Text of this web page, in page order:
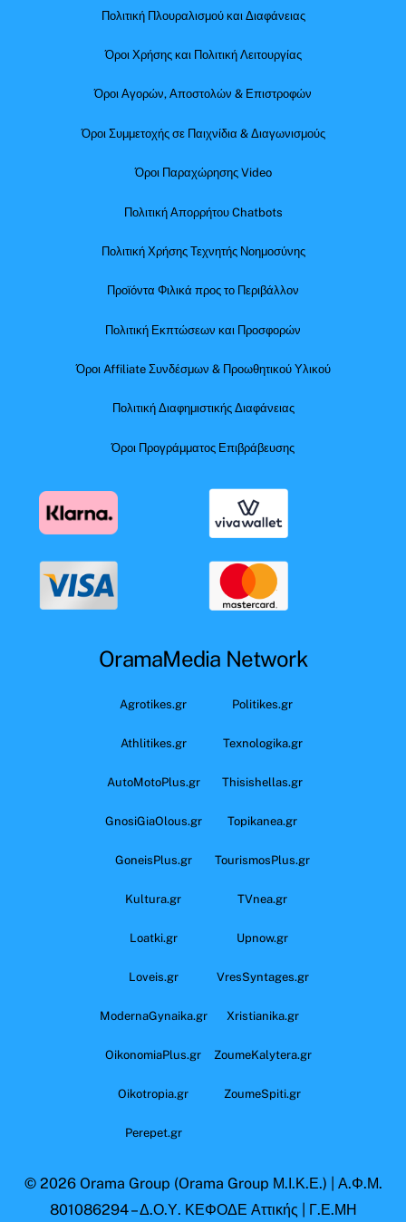
Πολιτική Πλουραλισμού και Διαφάνειας
Όροι Χρήσης και Πολιτική Λειτουργίας
Όροι Αγορών, Αποστολών & Επιστροφών
Όροι Συμμετοχής σε Παιχνίδια & Διαγωνισμούς
Όροι Παραχώρησης Video
Πολιτική Απορρήτου Chatbots
Πολιτική Χρήσης Τεχνητής Νοημοσύνης
Προϊόντα Φιλικά προς το Περιβάλλον
Πολιτική Εκπτώσεων και Προσφορών
Όροι Affiliate Συνδέσμων & Προωθητικού Υλικού
Πολιτική Διαφημιστικής Διαφάνειας
Όροι Προγράμματος Επιβράβευσης
OramaMedia Network
Agrotikes.gr Politikes.gr
Athlitikes.gr Texnologika.gr
AutoMotoPlus.gr Thisishellas.gr
GnosiGiaOlous.gr Topikanea.gr
GoneisPlus.gr TourismosPlus.gr
Kultura.gr TVnea.gr
Loatki.gr Upnow.gr
Loveis.gr VresSyntages.gr
ModernaGynaika.gr Xristianika.gr
OikonomiaPlus.gr ZoumeKalytera.gr
Oikotropia.gr ZoumeSpiti.gr
Perepet.gr
© 2026 Orama Group (Orama Group Μ.Ι.Κ.Ε.) | Α.Φ.Μ.
801086294 – Δ.Ο.Υ. ΚΕΦΟΔΕ Αττικής | Γ.Ε.ΜΗ